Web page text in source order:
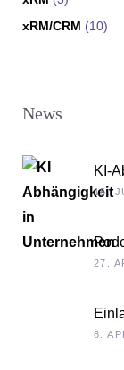
xRM/CRM (10)
News
KI-
15.
als
27.
8.